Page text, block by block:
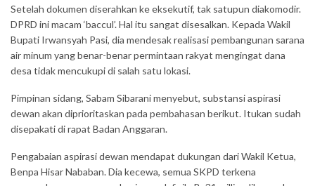
Setelah dokumen diserahkan ke eksekutif, tak satupun diakomodir.
DPRD ini macam ‘baccul’. Hal itu sangat disesalkan. Kepada Wakil
Bupati Irwansyah Pasi, dia mendesak realisasi pembangunan sarana
air minum yang benar-benar permintaan rakyat mengingat dana
desa tidak mencukupi di salah satu lokasi.
Pimpinan sidang, Sabam Sibarani menyebut, substansi aspirasi
dewan akan diprioritaskan pada pembahasan berikut. Itukan sudah
disepakati di rapat Badan Anggaran.
Pengabaian aspirasi dewan mendapat dukungan dari Wakil Ketua,
Benpa Hisar Nababan. Dia kecewa, semua SKPD terkena